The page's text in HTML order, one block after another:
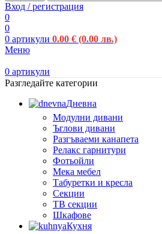
Вход / регистрация
0
0
0 артикули 0.00 € (0.00 лв.)
Меню
0 артикули
Разгледайте категории
Дневна
Модулни дивани
Ъглови дивани
Разгъваеми канапета
Релакс гарнитури
Фотьойли
Мека мебел
Табуретки и кресла
Секции
ТВ секции
Шкафове
Кухня